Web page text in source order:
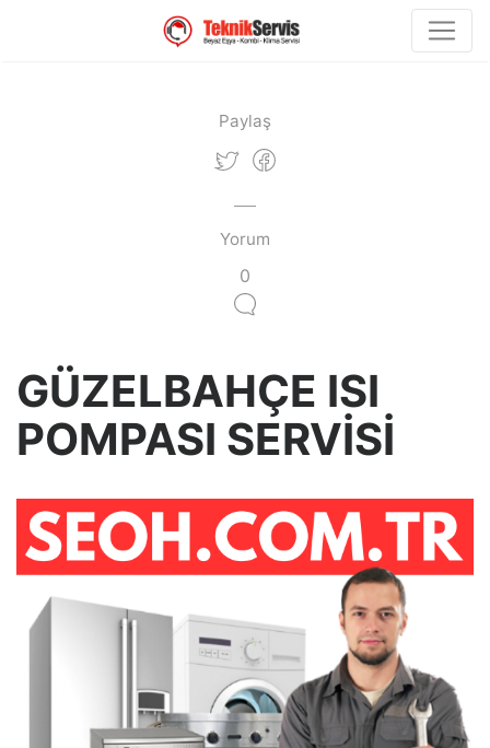
Paylaş
Yorum
0
GÜZELBAHÇE ISI
POMPASI SERVİSİ